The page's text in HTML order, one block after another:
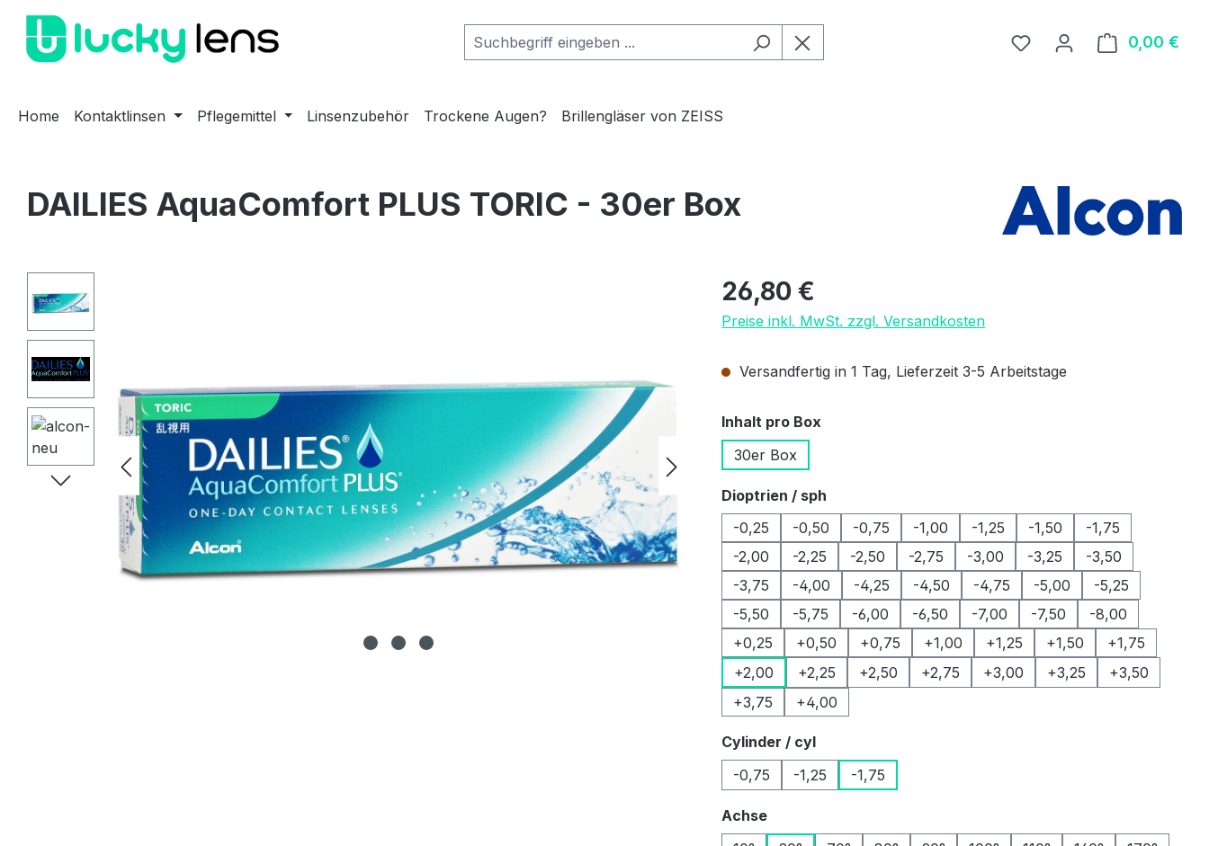
Hauptinhalt springen
Zur Suche springen
Zur Hauptnavigation springen
0,00 €
Home Kontaktlinsen Pflegemittel Linsenzubehör Trockene Augen? Brillengläser von ZEISS
DAILIES AquaComfort PLUS TORIC - 30er Box
Regulärer Preis:
26,80 €
Preise inkl. MwSt. zzgl. Versandkosten
Versandfertig in 1 Tag, Lieferzeit 3-5 Arbeitstage
Inhalt pro Box
30er Box
Dioptrien / sph
-0,25
-0,50 -0,75 -1,00 -1,25 -1,50
-1,75
-2,00
-2,25 -2,50 -2,75 -3,00 -3,25
-3,50
-3,75
-4,00 -4,25 -4,50 -4,75 -5,00
-5,25
-5,50
-5,75 -6,00 -6,50 -7,00 -7,50
-8,00
+0,25
+0,50 +0,75 +1,00 +1,25 +1,50
+1,75
+2,00
+2,25 +2,50 +2,75 +3,00 +3,25
+3,50
+3,75
+4,00
Cylinder / cylauswählen
-0,75
-1,25 -1,75
Achseauswählen